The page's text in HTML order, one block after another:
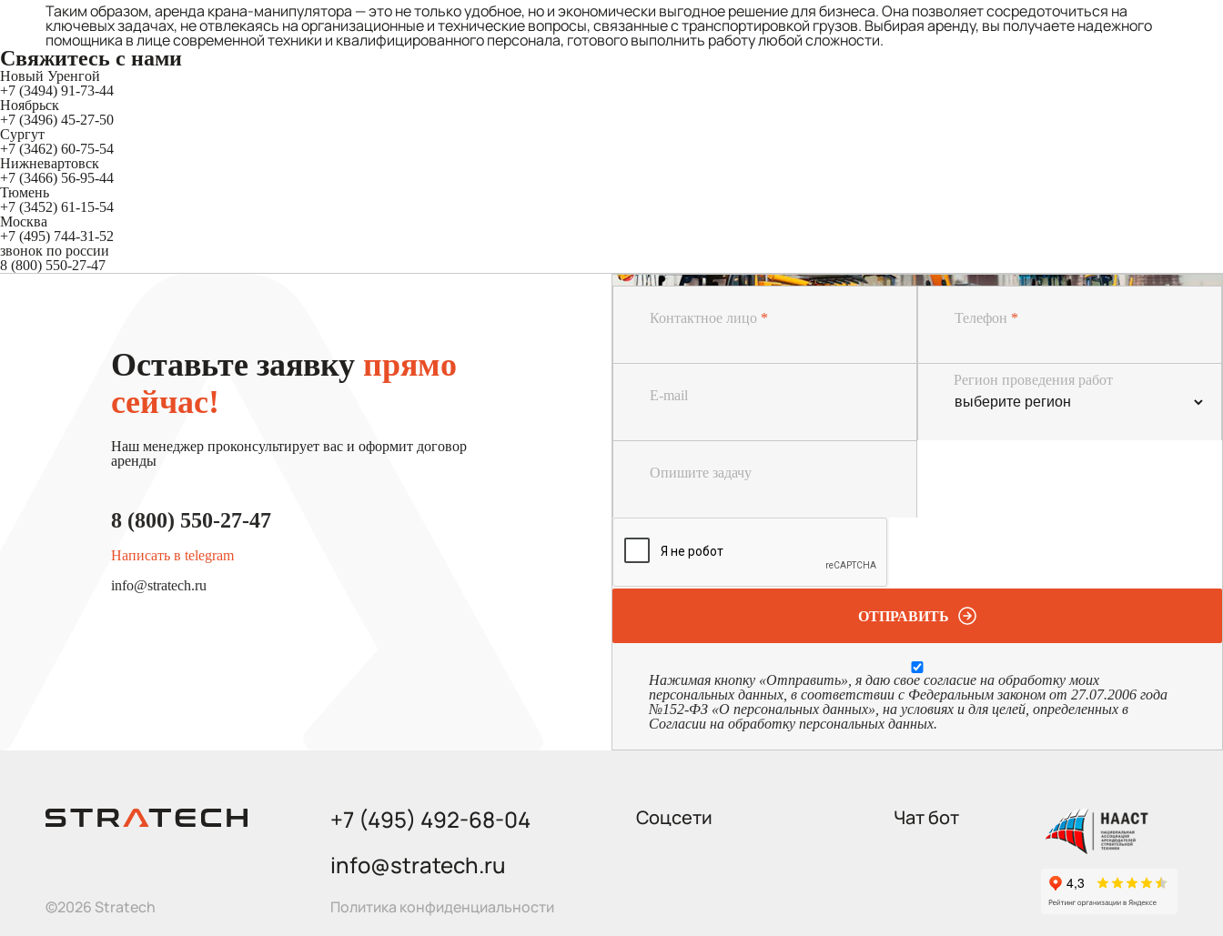
Таким образом, аренда крана-манипулятора — это не только удобное, но и экономически выгодное решение для бизнеса. Она позволяет сосредоточиться на
ключевых задачах, не отвлекаясь на организационные и технические вопросы, связанные с транспортировкой грузов. Выбирая аренду, вы получаете надежного
помощника в лице современной техники и квалифицированного персонала, готового выполнить работу любой сложности.
Свяжитесь с нами
Новый Уренгой
+7 (3494) 91-73-44
Ноябрьск
+7 (3496) 45-27-50
Сургут
+7 (3462) 60-75-54
Нижневартовск
+7 (3466) 56-95-44
Тюмень
+7 (3452) 61-15-54
Москва
+7 (495) 744-31-52
звонок по россии
8 (800) 550-27-47
Оставьте заявку прямо
сейчас!
Наш менеджер проконсультирует вас и оформит договор
аренды
8 (800) 550-27-47
Написать в telegram
info@stratech.ru
Контактное лицо * Телефон *
E-mail
Регион проведения работ
Опишите задачу
ОТПРАВИТЬ
Нажимая кнопку «Отправить», я даю свое согласие на обработку моих
персональных данных, в соответствии с Федеральным законом от 27.07.2006 года
№152-ФЗ «О персональных данных», на условиях и для целей, определенных в
Согласии на обработку персональных данных.
©2026 Stratech
+7 (495) 492-68-04
info@stratech.ru
Политика конфиденциальности
Соцсети Чат бот